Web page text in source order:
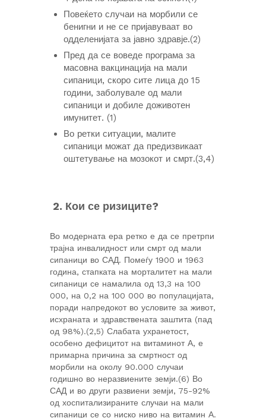
Повеќето случаи на морбили се
бенигни и не се пријавуваат во
одделенијата за јавно здравје.(2)
Пред да се воведе програма за
масовна вакцинација на мали
сипаници, скоро сите лица до 15
години, заболувале од мали
сипаници и добиле доживотен
имунитет. (1)
Во ретки ситуации, малите
сипаници можат да предизвикаат
оштетување на мозокот и смрт.(3,4)
2. Кои се ризиците?
Во модерната ера ретко е да се претрпи
трајна инвалидност или смрт од мали
сипаници во САД. Помеѓу 1900 и 1963
година, стапката на морталитет на мали
сипаници се намалила од 13,3 на 100
000, на 0,2 на 100 000 во популацијата,
поради напредокот во условите за живот,
исхраната и здравствената заштита (пад
од 98%).(2,5) Слабата ухранетост,
особено дефицитот на витаминот А, е
примарна причина за смртност од
морбили на околу 90.000 случаи
годишно во неразвиените земји.(6) Во
САД и во други развиени земји, 75-92%
од хоспитализираните случаи на мали
сипаници се со ниско ниво на витамин А.